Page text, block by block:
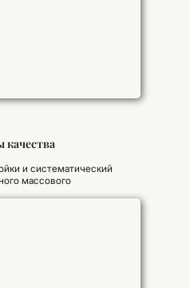
качества
и систематический
массового